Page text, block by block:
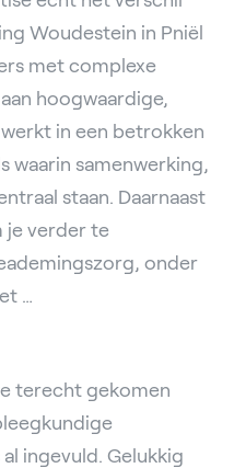
Woudestein in Pniël
met complexe
hoogwaardige,
in een betrokken
waarin samenwerking,
staan. Daarnaast
je verder te
onder
…
terecht gekomen
ingevuld. Gelukkig